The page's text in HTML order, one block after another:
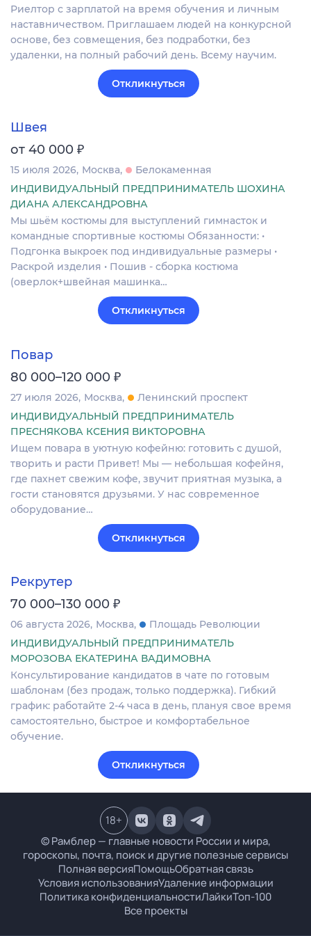
Риелтор с зарплатой на время обучения и личным
наставничеством. Приглашаем людей на конкурсной
основе, без совмещения, без подработки, без
удаленки, на полный рабочий день. Всему научим.
Откликнуться
Швея
от 40 000 ₽
15 июля 2026 Москва
Белокаменная
ИНДИВИДУАЛЬНЫЙ ПРЕДПРИНИМАТЕЛЬ ШОХИНА
ДИАНА АЛЕКСАНДРОВНА
Мы шьём костюмы для выступлений гимнасток и
командные спортивные костюмы Обязанности: •
Подгонка выкроек под индивидуальные размеры •
Раскрой изделия • Пошив - сборка костюма
(оверлок+швейная машинка…
Откликнуться
Повар
80 000–120 000 ₽
27 июля 2026 Москва
Ленинский проспект
ИНДИВИДУАЛЬНЫЙ ПРЕДПРИНИМАТЕЛЬ
ПРЕСНЯКОВА КСЕНИЯ ВИКТОРОВНА
Ищем повара в уютную кофейню: готовить с душой,
творить и расти Привет! Мы — небольшая кофейня,
где пахнет свежим кофе, звучит приятная музыка, а
гости становятся друзьями. У нас современное
оборудование…
Откликнуться
Рекрутер
70 000–130 000 ₽
06 августа 2026 Москва
Площадь Революции
ИНДИВИДУАЛЬНЫЙ ПРЕДПРИНИМАТЕЛЬ
МОРОЗОВА ЕКАТЕРИНА ВАДИМОВНА
Консультирование кандидатов в чате по готовым
шаблонам (без продаж, только поддержка). Гибкий
график: работайте 2-4 часа в день, плануя свое время
самостоятельно, быстрое и комфортабельное
обучение.
Откликнуться
© Рамблер — главные новости России и мира,
гороскопы, почта, поиск и другие полезные сервисы
Полная версияПомощьОбратная связь
Условия использованияУдаление информации
Политика конфиденциальностиЛайкиТоп-100
Все проекты
18+